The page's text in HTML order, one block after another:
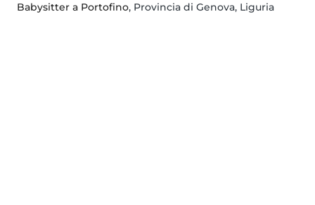
Babysitter a Portofino, Provincia di Genova, Liguria